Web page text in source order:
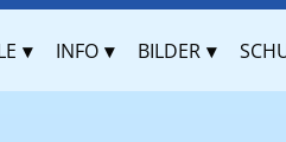
INFO BILDER